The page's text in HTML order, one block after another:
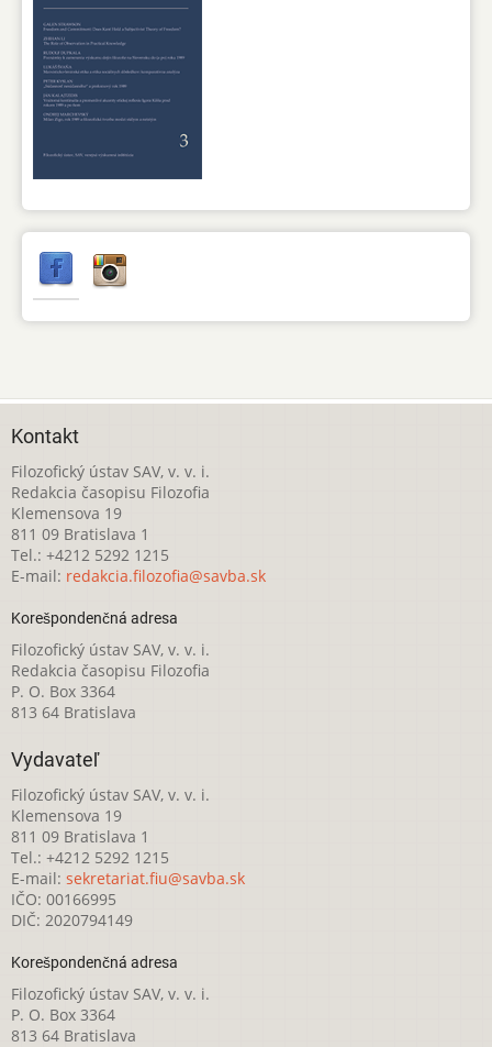
Kontakt
Filozofický ústav SAV, v. v. i.
Redakcia časopisu Filozofia
Klemensova 19
811 09 Bratislava 1
Tel.: +4212 5292 1215
E-mail: redakcia.filozofia@savba.sk
Korešpondenčná adresa
Filozofický ústav SAV, v. v. i.
Redakcia časopisu Filozofia
P. O. Box 3364
813 64 Bratislava
Vydavateľ
Filozofický ústav SAV, v. v. i.
Klemensova 19
811 09 Bratislava 1
Tel.: +4212 5292 1215
E-mail: sekretariat.fiu@savba.sk
IČO: 00166995
DIČ: 2020794149
Korešpondenčná adresa
Filozofický ústav SAV, v. v. i.
P. O. Box 3364
813 64 Bratislava